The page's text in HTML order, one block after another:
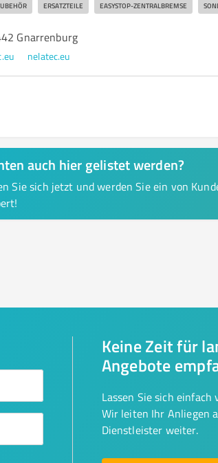
ERSATZTEILE EASYSTOP-ZENTRALBREMSE
Gnarrenburg
nelatec.eu
auch hier gelistet werden?
Sie sich jetzt und werden Sie ein von
Keine Zeit für
Angebote
Lassen Sie sich
Wir leiten Ihr Anliegen
Dienstleister weiter.